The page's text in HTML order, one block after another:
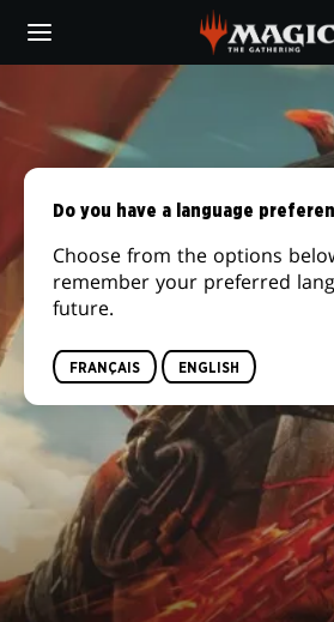
main
ANGRATH
Do you have a language
Choose from the options
remember your preferred
future.
FRANÇAIS ENGLISH